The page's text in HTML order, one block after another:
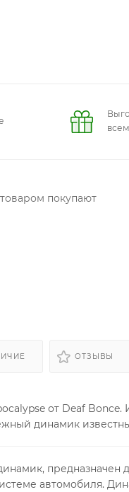
покупают
ОТЗЫВЫ
от Deaf
динамик
предназначен
автомобиля.